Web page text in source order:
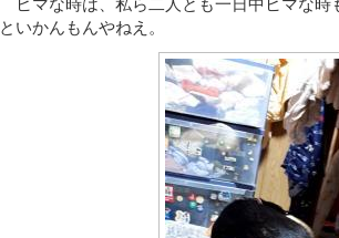
ヒマな時は、私ら二人とも一日中ヒマな時
といかんもんやねえ。